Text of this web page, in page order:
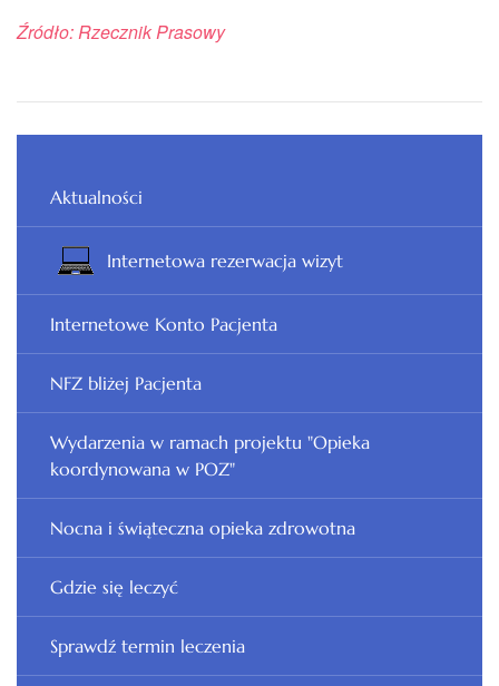
Źródło: Rzecznik Prasowy
Aktualności
Internetowa rezerwacja wizyt
Internetowe Konto Pacjenta
NFZ bliżej Pacjenta
Wydarzenia w ramach projektu "Opieka
koordynowana w POZ"
Nocna i świąteczna opieka zdrowotna
Gdzie się leczyć
Sprawdź termin leczenia